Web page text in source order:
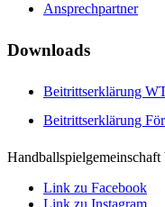
Ansprechpartner
Downloads
Beitrittserklärung
Beitrittserklärung
Link zu Facebook
Link zu Instagram